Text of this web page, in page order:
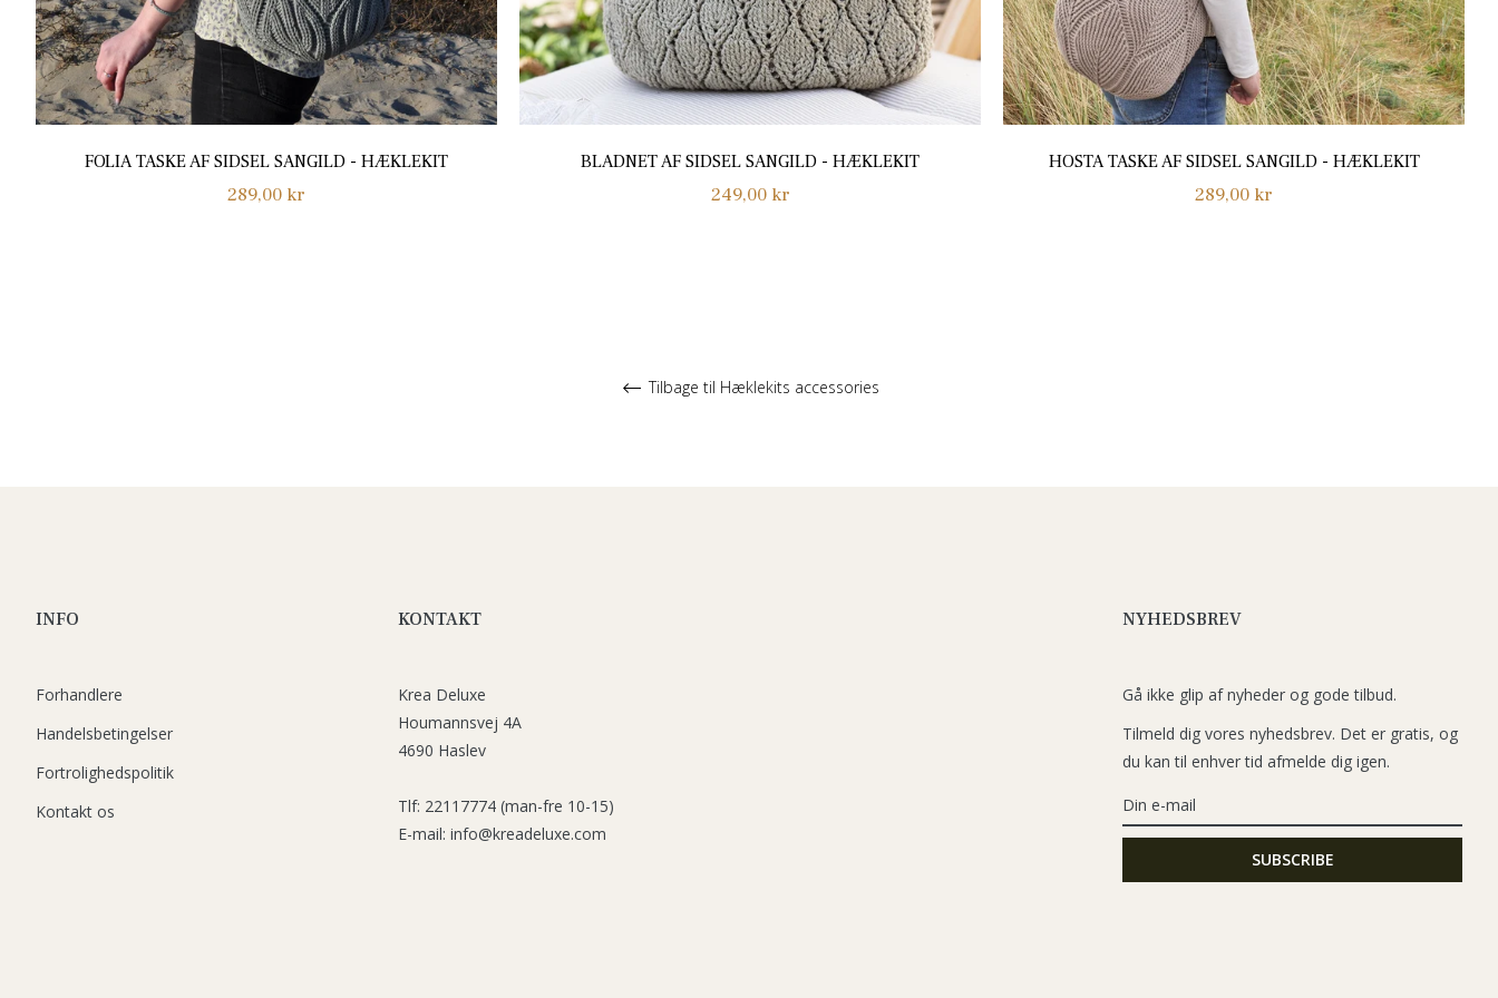
FOLIA TASKE AF SIDSEL SANGILD - HÆKLEKIT
Normalpris
289,00 kr
BLADNET AF SIDSEL SANGILD - HÆKLEKIT
Normalpris
249,00 kr
HOSTA TASKE AF SIDSEL SANGILD - HÆKLEKIT
Normalpris
289,00 kr
Tilbage til Hæklekits accessories
INFO
Forhandlere
Handelsbetingelser
Fortrolighedspolitik
Kontakt os
KONTAKT
Krea Deluxe
Houmannsvej 4A
4690 Haslev
Tlf: 22117774 (man-fre 10-15)
E-mail: info@kreadeluxe.com
NYHEDSBREV
Gå ikke glip af nyheder og gode tilbud.
Tilmeld dig vores nyhedsbrev. Det er gratis, og
du kan til enhver tid afmelde dig igen.